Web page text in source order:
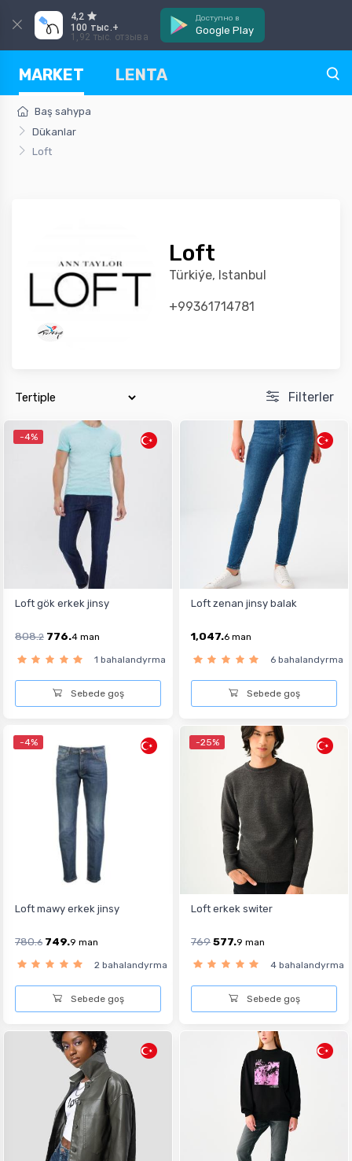
4,2
100 тыс.+
1,92 тыс. отзыва
Доступно в
Google Play
MARKET LENTA
Baş sahypa
Dükanlar
Loft
Loft
Türkiýe, Istanbul
+99361714781
Filterler
-4%
Loft gök erkek jinsy
808.2 776.4 man
1 bahalandyrma
Sebede goş
Loft zenan jinsy balak
1,047.6 man
6 bahalandyrma
Sebede goş
-4%
Loft mawy erkek jinsy
780.6 749.9 man
2 bahalandyrma
Sebede goş
-25%
Loft erkek switer
769577.9 man
4 bahalandyrma
Sebede goş